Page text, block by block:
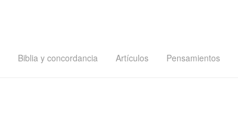
Biblia y concordancia Artículos Pensamientos